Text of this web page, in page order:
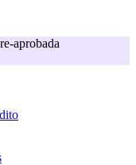
aprobada